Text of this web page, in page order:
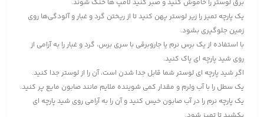
برق لوستر را خاموش کنید و صبر کنید لامپ ها خنک شوند.
یک پارچه تمیز را زیر لوستر پهن کنید تا از ریختن گرد و غبار و آلودگی‌ها روی
زمین جلوگیری بشود.
با استفاده از یک برس نرم یا جاروبرقی با سری برس، گرد و غبار را به آرامی از
روی شید پارچه ای پاک کنید.
اگر شید پارچه ای لوستر شما قابل جدا شدن است، آن را از لوستر جدا کنید.
یک سطل را با آب ولرم و مقدار کمی شوینده ملایم مانند صابون مایع پر کنید.
یک پارچه نرم را در آب صابون خیس کنید و آن را به آرامی روی شید پارچه ای